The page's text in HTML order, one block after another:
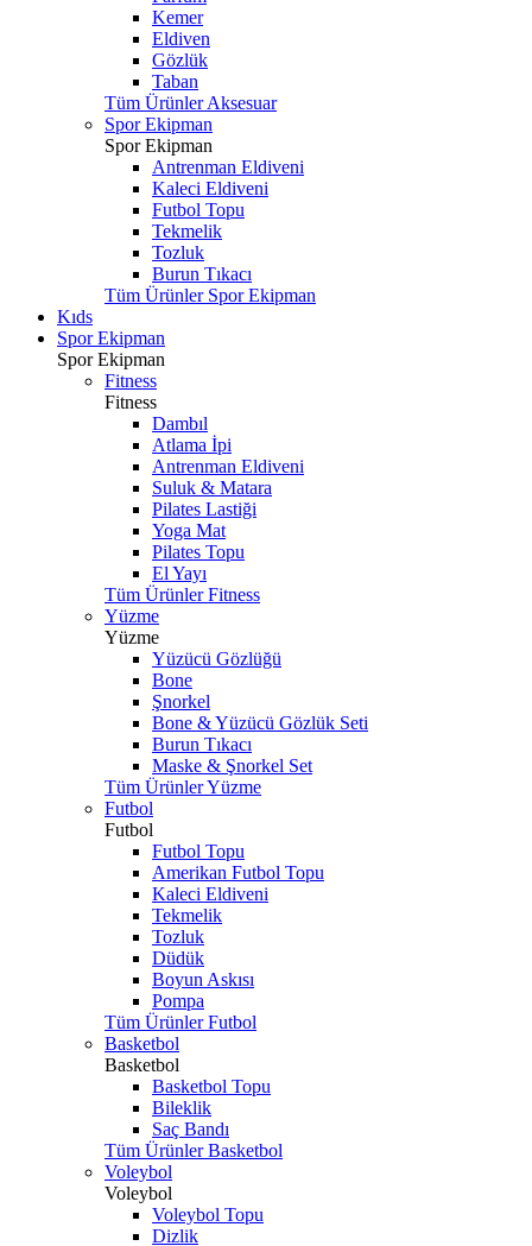
Kemer
Eldiven
Gözlük
Taban
Tüm Ürünler Aksesuar
Spor Ekipman
Spor Ekipman
Antrenman Eldiveni
Kaleci Eldiveni
Futbol Topu
Tekmelik
Tozluk
Burun Tıkacı
Tüm Ürünler Spor Ekipman
Kıds
Spor Ekipman
Spor Ekipman
Fitness
Fitness
Dambıl
Atlama İpi
Antrenman Eldiveni
Suluk & Matara
Pilates Lastiği
Yoga Mat
Pilates Topu
El Yayı
Tüm Ürünler Fitness
Yüzme
Yüzme
Yüzücü Gözlüğü
Bone
Şnorkel
Bone & Yüzücü Gözlük Seti
Burun Tıkacı
Maske & Şnorkel Set
Tüm Ürünler Yüzme
Futbol
Futbol
Futbol Topu
Amerikan Futbol Topu
Kaleci Eldiveni
Tekmelik
Tozluk
Düdük
Boyun Askısı
Pompa
Tüm Ürünler Futbol
Basketbol
Basketbol
Basketbol Topu
Bileklik
Saç Bandı
Tüm Ürünler Basketbol
Voleybol
Voleybol
Voleybol Topu
Dizlik